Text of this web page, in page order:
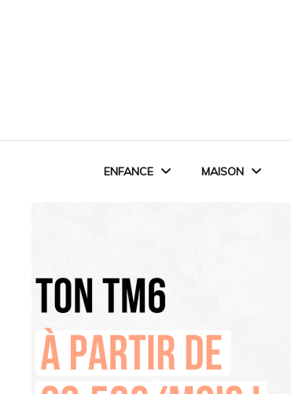
ENFANCE
MONTESSORI
MAISON